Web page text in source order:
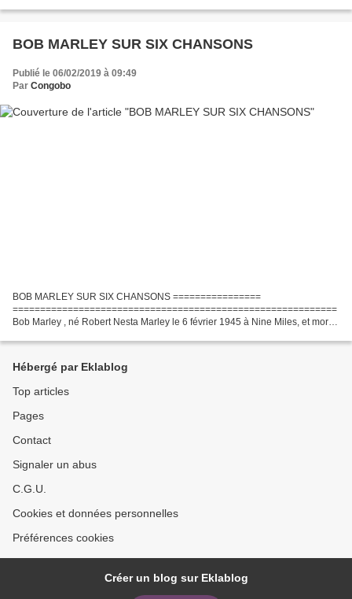
BOB MARLEY SUR SIX CHANSONS
Publié le 06/02/2019 à 09:49
Par Congobo
BOB MARLEY SUR SIX CHANSONS ================
===========================================================
Bob Marley , né Robert Nesta Marley le 6 février 1945 à Nine Miles, et mort
Hébergé par Eklablog
Top articles
Pages
Contact
Signaler un abus
C.G.U.
Cookies et données personnelles
Préférences cookies
Créer un blog sur Eklablog